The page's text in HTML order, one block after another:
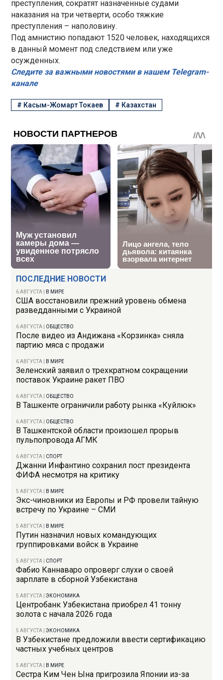
ПОСЛЕДНИЕ НОВОСТИ
6 АВГУСТА В МИРЕ
США восстановили прежний уровень обмена
разведданными с Украиной
6 АВГУСТА ОБЩЕСТВО
После видео из Андижана «Корзинка» сняла
партию мяса с продажи
6 АВГУСТА В МИРЕ
Зеленский заявил о трехкратном сокращении
поставок Украине ракет ПВО
6 АВГУСТА ОБЩЕСТВО
В Ташкенте ограничили работу рынка «Куйлюк»
6 АВГУСТА ОБЩЕСТВО
В Ташкентской области произошел прорыв
пульпопровода АГМК
6 АВГУСТА СПОРТ
Джанни Инфантино сохранил пост президента
ФИФА несмотря на критику
5 АВГУСТА В МИРЕ
Экс-чиновники из Европы и РФ провели тайную
встречу по Украине – СМИ
5 АВГУСТА В МИРЕ
Путин назначил новых командующих
группировками войск в Украине
5 АВГУСТА СПОРТ
Фабио Каннаваро опроверг слухи о своей
зарплате в сборной Узбекистана
5 АВГУСТА |ЭКОНОМИКА
Центробанк Узбекистана приобрел 41 тонну
золота с начала 2026 года
5 АВГУСТА |ЭКОНОМИКА
В Узбекистане предложили ввести сертификацию
частных учебных центров
5 АВГУСТА В МИРЕ
Сестра Ким Чен Ына пригрозила Японии из-за
преступления, сократят назначенные судами
наказания на три четверти, особо тяжкие
преступления – наполовину.
Под амнистию попадают 1520 человек, находящихся
в данный момент под следствием или уже
осужденных.
Следите за важными новостями в нашем Telegram-
канале
# Касым-Жомарт Токаев # Казахстан